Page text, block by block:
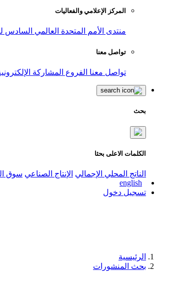
المركز الإعلامي والفعاليات
منتدى الأمم المتحدة العالمي السادس
تواصل معنا
تواصل معنا الفروع المشاركة
بحث
الكلمات الاعلى بحثا
الناتج المحلي الإجمالي الإنتاج الصناعي سوق
english
تسجيل دخول
الرئيسية
بحث المنشورات